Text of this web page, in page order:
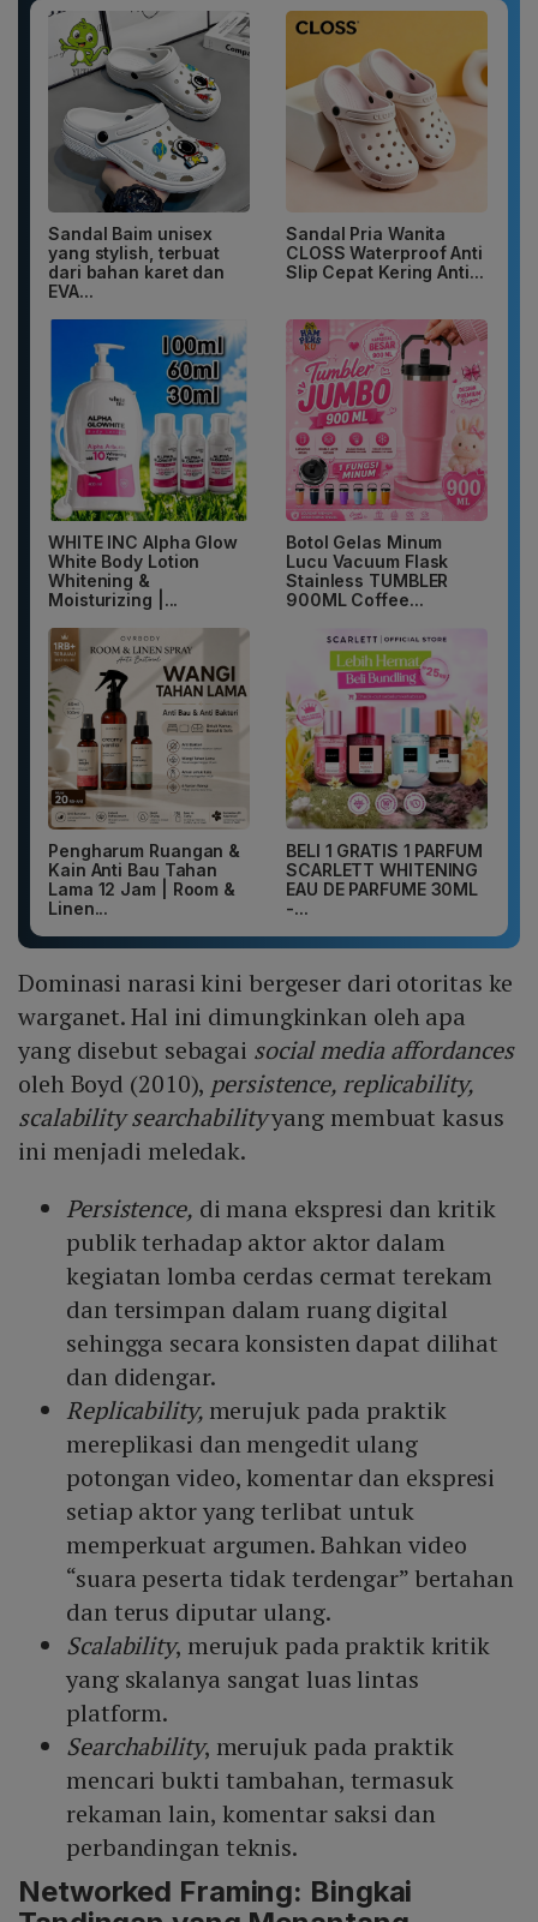
Sandal Baim unisex
yang stylish, terbuat
dari bahan karet dan
EVA...
Sandal Pria Wanita
CLOSS Waterproof Anti
Slip Cepat Kering Anti...
WHITE INC Alpha Glow
White Body Lotion
Whitening &
Moisturizing |...
Botol Gelas Minum
Lucu Vacuum Flask
Stainless TUMBLER
900ML Coffee...
Pengharum Ruangan &
Kain Anti Bau Tahan
Lama 12 Jam | Room &
Linen...
BELI 1 GRATIS 1 PARFUM
SCARLETT WHITENING
EAU DE PARFUME 30ML
-...
Dominasi narasi kini bergeser dari otoritas ke
warganet. Hal ini dimungkinkan oleh apa
yang disebut sebagai social media affordances
oleh Boyd (2010), persistence, replicability,
scalability searchabilityyang membuat kasus
ini menjadi meledak.
Persistence, di mana ekspresi dan kritik
publik terhadap aktor aktor dalam
kegiatan lomba cerdas cermat terekam
dan tersimpan dalam ruang digital
sehingga secara konsisten dapat dilihat
dan didengar.
Replicability, merujuk pada praktik
mereplikasi dan mengedit ulang
potongan video, komentar dan ekspresi
setiap aktor yang terlibat untuk
memperkuat argumen. Bahkan video
“suara peserta tidak terdengar” bertahan
dan terus diputar ulang.
Scalability, merujuk pada praktik kritik
yang skalanya sangat luas lintas
platform.
Searchability, merujuk pada praktik
mencari bukti tambahan, termasuk
rekaman lain, komentar saksi dan
perbandingan teknis.
Networked Framing: Bingkai